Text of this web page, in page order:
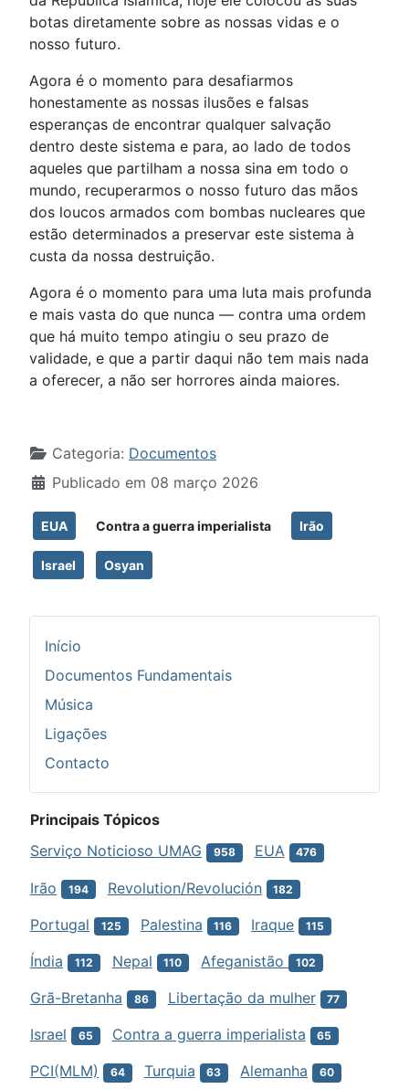
botas diretamente sobre as nossas vidas e o
nosso futuro.
Agora é o momento para desafiarmos
honestamente as nossas ilusões e falsas
esperanças de encontrar qualquer salvação
dentro deste sistema e para, ao lado de todos
aqueles que partilham a nossa sina em todo o
mundo, recuperarmos o nosso futuro das mãos
dos loucos armados com bombas nucleares que
estão determinados a preservar este sistema à
custa da nossa destruição.
Agora é o momento para uma luta mais profunda
e mais vasta do que nunca — contra uma ordem
que há muito tempo atingiu o seu prazo de
validade, e que a partir daqui não tem mais nada
a oferecer, a não ser horrores ainda maiores.
Detalhes
Categoria: Documentos
Publicado em 08 março 2026
EUA Contra a guerra imperialista Irão
Israel Osyan
Início
Documentos Fundamentais
Música
Ligações
Contacto
Principais Tópicos
Serviço Noticioso UMAG
958 EUA 476
Irão 194 Revolution/Revolución 182
Portugal 125 Palestina 116 Iraque 115
Índia 112 Nepal 110 Afeganistão 102
Grã-Bretanha 86 Libertação da mulher 77
Israel 65 Contra a guerra imperialista 65
PCI(MLM) 64 Turquia 63 Alemanha 60